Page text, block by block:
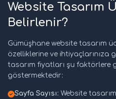
Website Tasarım
Belirlenir?
Gümüşhane website tasarım
özelliklerine ve ihtiyaçlarınıza
tasarım fiyatları şu faktörlere
göstermektedir:
Sayfa Sayısı: Website